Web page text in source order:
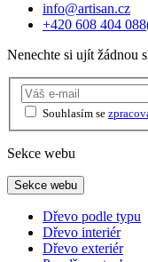
info@artisan.cz
+420 608 404 088
Nenechte si ujít žádnou
Souhlasím se
Sekce webu
Sekce webu
Dřevo podle typu
Dřevo interiér
Dřevo exteriér